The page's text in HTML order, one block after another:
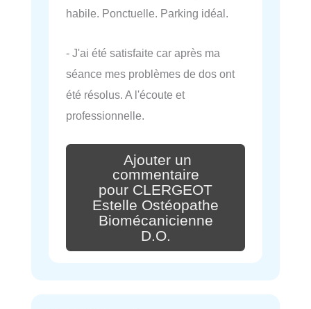
habile. Ponctuelle. Parking idéal.
- J'ai été satisfaite car après ma
séance mes problèmes de dos ont
été résolus. A l'écoute et
professionnelle.
Ajouter un
commentaire
pour CLERGEOT
Estelle Ostéopathe
Biomécanicienne
D.O.